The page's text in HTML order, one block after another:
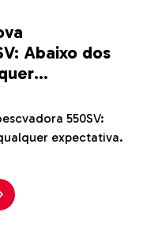
Abaixo dos
550SV:
expectativa.